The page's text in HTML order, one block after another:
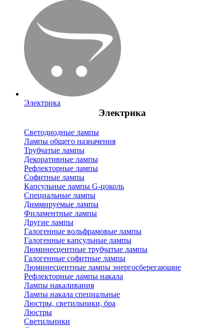
Электрика
Электрика
Светодиодные лампы
Лампы общего назначения
Трубчатые лампы
Декоративные лампы
Рефлекторные лампы
Софитные лампы
Капсульные лампы G-цоколь
Специальные лампы
Диммируемые лампы
Филаментные лампы
Другие лампы
Галогенные вольфрамовые лампы
Галогенные капсульные лампы
Люминесцентные трубчатые лампы
Галогенные софитные лампы
Люминесцентные лампы энергосберегающие
Рефлекторные лампы накала
Лампы накаливания
Лампы накала специальные
Люстры, светильники, бра
Люстры
Светильники